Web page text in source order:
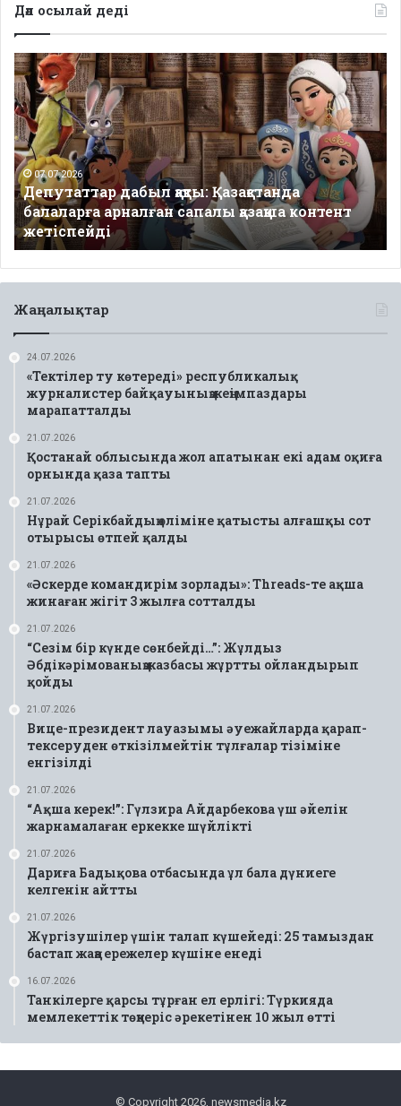
Дәл осылай деді
Депутаттар
дабыл
қақты:
Қазақстанда
балаларға
арналған
сапалы
қазақша
контент
жетіспейді
07.07.2026
Депутаттар дабыл қақты: Қазақстанда
балаларға арналған сапалы қазақша контент
жетіспейді
Жаңалықтар
24.07.2026
«Тектілер ту көтереді» республикалық
журналистер байқауының жеңімпаздары
марапатталды
21.07.2026
Қостанай облысында жол апатынан екі адам оқиға
орнында қаза тапты
21.07.2026
Нұрай Серікбайдың өліміне қатысты алғашқы сот
отырысы өтпей қалды
21.07.2026
«Әскерде командирім зорлады»: Threads-те ақша
жинаған жігіт 3 жылға сотталды
21.07.2026
“Сезім бір күнде сөнбейді…”: Жұлдыз
Әбдікәрімованың жазбасы жұртты ойландырып
қойды
21.07.2026
Вице-президент лауазымы әуежайларда қарап-
тексеруден өткізілмейтін тұлғалар тізіміне
енгізілді
21.07.2026
“Ақша керек!”: Гүлзира Айдарбекова үш әйелін
жарнамалаған еркекке шүйлікті
21.07.2026
Дариға Бадықова отбасында ұл бала дүниеге
келгенін айтты
21.07.2026
Жүргізушілер үшін талап күшейеді: 25 тамыздан
бастап жаңа ережелер күшіне енеді
16.07.2026
Танкілерге қарсы тұрған ел ерлігі: Түркияда
мемлекеттік төңкеріс әрекетінен 10 жыл өтті
© Copyright 2026, newsmedia.kz